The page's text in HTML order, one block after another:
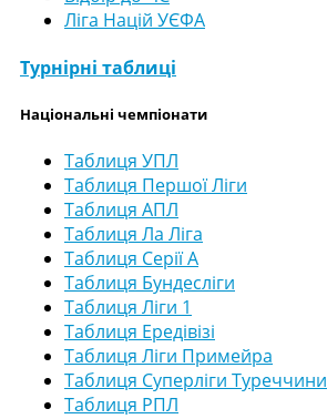
Ліга Націй УЄФА
Турнірні таблиці
Національні чемпіонати
Таблиця УПЛ
Таблиця Першої Ліги
Таблиця АПЛ
Таблиця Ла Ліга
Таблиця Серії А
Таблиця Бундесліги
Таблиця Ліги 1
Таблиця Ередівізі
Таблиця Ліги Примейра
Таблиця Суперліги Туреччини
Таблиця РПЛ